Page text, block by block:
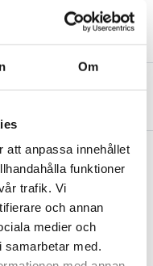
Om
att anpassa innehållet
funktioner
trafik. Vi
och annan
medier och
samarbetar med.